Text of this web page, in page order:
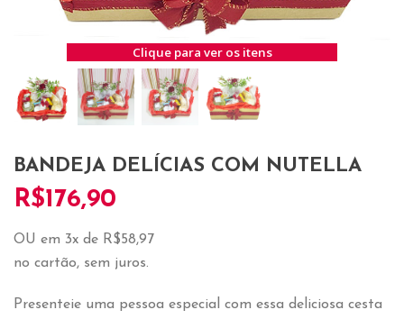
Clique para ver os itens
BANDEJA DELÍCIAS COM NUTELLA
R$176,90
OU em 3x de R$58,97
no cartão, sem juros.
Presenteie uma pessoa especial com essa deliciosa cesta